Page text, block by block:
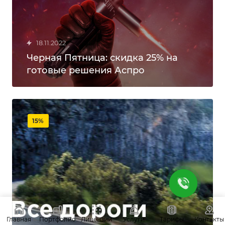
18.11.2022
Черная Пятница: скидка 25% на
готовые решения Аспро
15%
Главная Портфолио Лицензии Услуги Тарифы Контакты